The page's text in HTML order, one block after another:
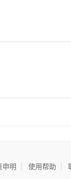
申明 使用帮助